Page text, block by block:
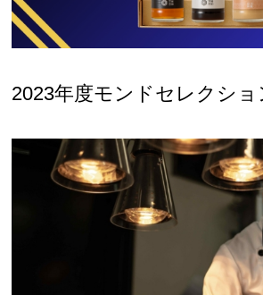
2023年度モンドセレクショ